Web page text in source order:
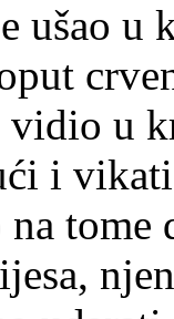
ušao
u
i
tome